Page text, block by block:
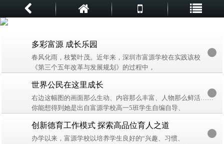
多彩富源 成长乐园
春风化雨，枝繁叶茂。近年来，深圳市富源学校在实践该校
《第三个五年改革与发展规划》的过程中，
莘莘学子在这个钟灵毓秀的校园中更加幸福地生活、成长。
世界公民在这里成长
右边这幅图的画面那么生动、内容那么丰富、人物那么鲜活……
你能想得到她是出自富源学校高一5班学生自编自导、
学生们正在上演的是德国作曲家瓦格纳创作的一部三幕浪漫歌剧
《罗恩格林》,
创新德育工作模式 探索高品位育人之道
办学以来，富源学校以培养学生良好的“兴趣、习惯、